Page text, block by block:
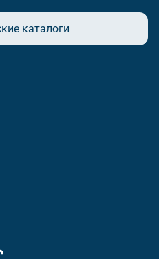
каталоги